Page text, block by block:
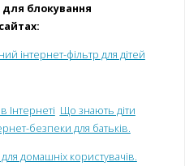
блокування
інтернет-фільтр для дітей
Інтернеті Що знають діти
безпеки для батьків.
домашніх користувачів.